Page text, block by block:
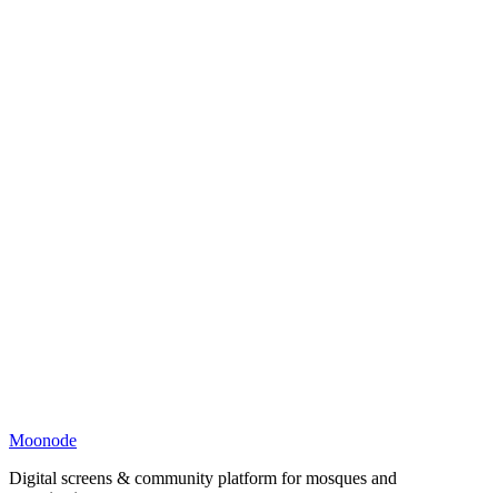
Moonode
Digital screens & community platform for mosques and